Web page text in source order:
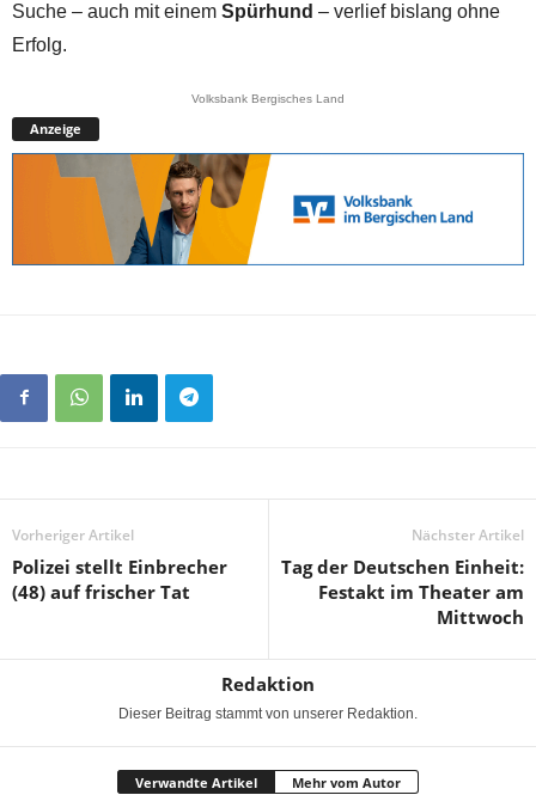
Suche – auch mit einem Spürhund – verlief bislang ohne
Erfolg.
Volksbank Bergisches Land
Anzeige
Vorheriger Artikel
Polizei stellt Einbrecher
(48) auf frischer Tat
Nächster Artikel
Tag der Deutschen Einheit:
Festakt im Theater am
Mittwoch
Redaktion
Dieser Beitrag stammt von unserer Redaktion.
Verwandte Artikel Mehr vom Autor